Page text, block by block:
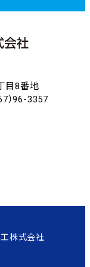
目8番地
）96-3357
株式会社